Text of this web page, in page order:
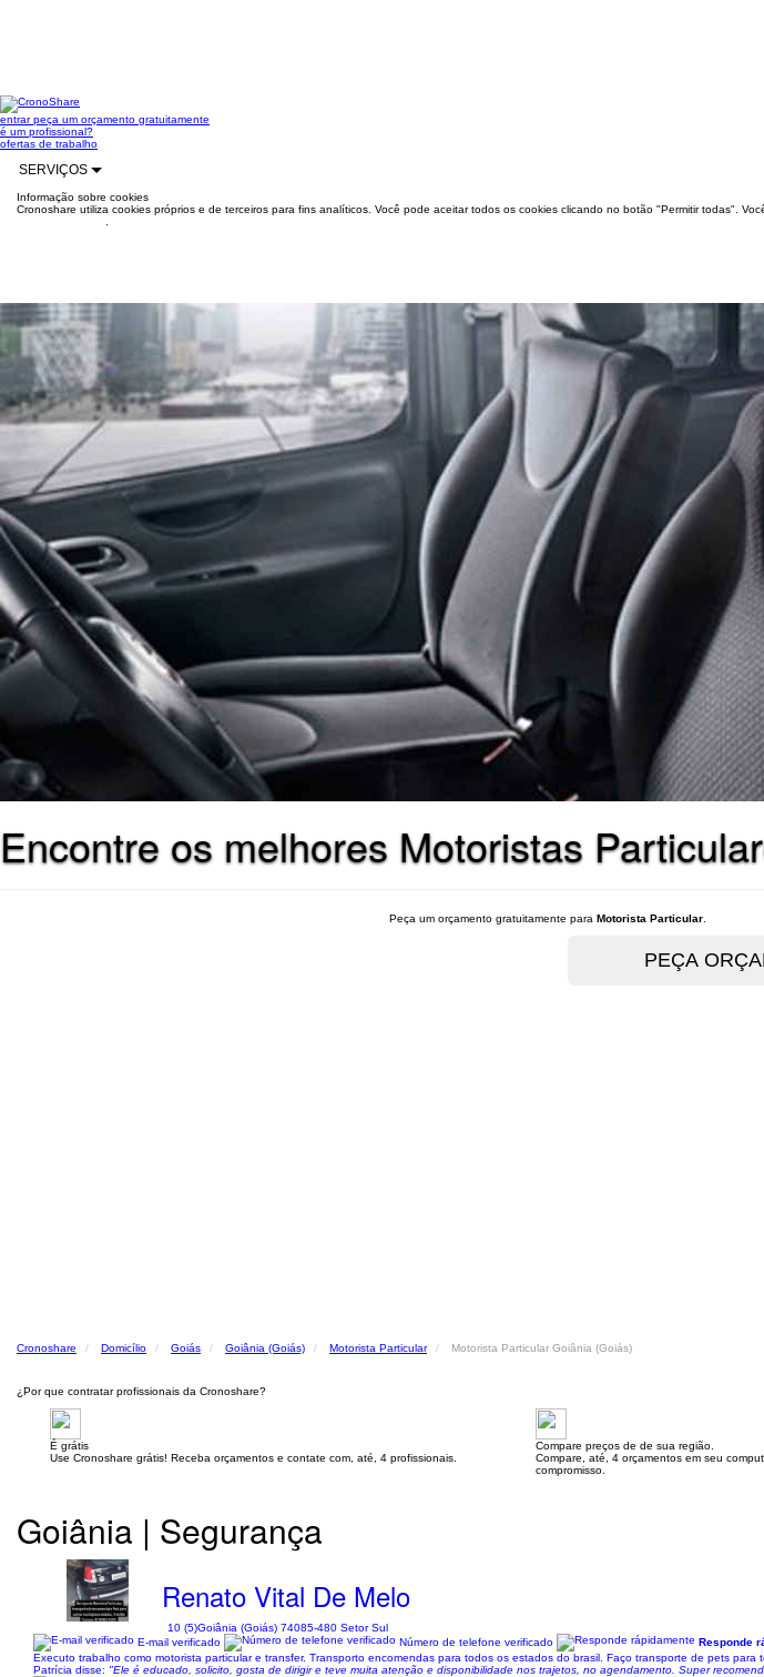
entrarpeça um orçamento gratuitamente
é um profissional?
ofertas de trabalho
SERVIÇOS
Informação sobre cookies
Cronoshare utiliza cookies próprios e de terceiros para fins analíticos. Você pode aceitar todos os cookies clicando no botão "Permitir todas".
Encontre os melhores Motoristas
Peça um orçamento gratuitamente para Motorista Particular
Cronoshare Domicílio Goiás Goiânia (Goiás) Motorista Particular Motorista Particular Goiânia (Goiás)
¿Por que contratar profissionais da Cronoshare?
É grátis
Use Cronoshare grátis! Receba orçamentos e contate com, até, 4 profissionais.
Compare preços de de sua região.
Compare, até, 4 orçamentos em seu
compromisso.
Goiânia | Segurança
Renato Vital De Melo
10 (5)Goiânia (Goiás) 74085-480 Setor Sul
E-mail verificado
Número de telefone verificado Responde
Executo trabalho como motorista particular e transfer. Transporto encomendas para todos os estados do brasil. Faço transporte de pets para
Patrícia disse: "Ele é educado, solicito, gosta de dirigir e teve muita atenção e disponibilidade nos trajetos, no agendamento. Super